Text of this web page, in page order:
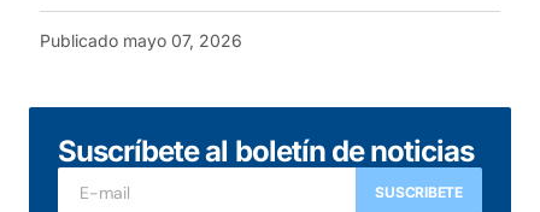
Publicado mayo 07, 2026
Suscríbete al boletín de noticias
SUSCRIBETE